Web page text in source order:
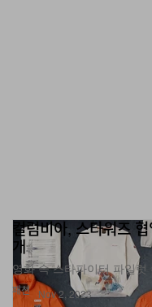
패션
컬럼비아, 스타워즈
개
영화 속 스타파이터 파일
Nov 2, 2023